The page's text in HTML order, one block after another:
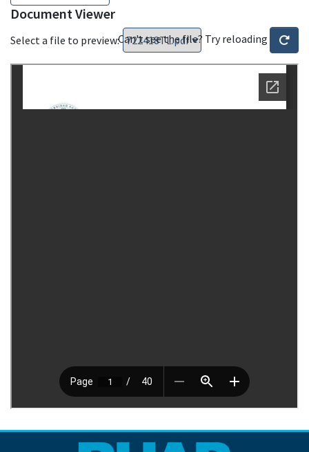
Document Viewer
Select a file to preview:Can't see the file? Try reloading